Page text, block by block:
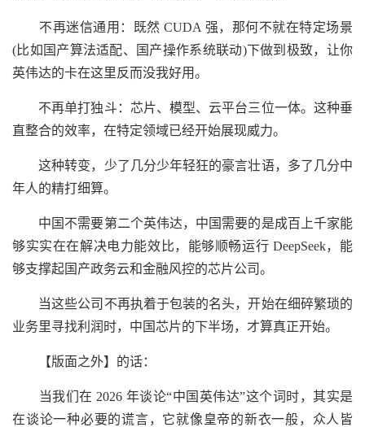
不再迷信通用：既然 CUDA 强，那何不就在特定场景
(比如国产算法适配、国产操作系统联动)下做到极致，让你
英伟达的卡在这里反而没我好用。
不再单打独斗：芯片、模型、云平台三位一体。这种垂
直整合的效率，在特定领域已经开始展现威力。
这种转变，少了几分少年轻狂的豪言壮语，多了几分中
年人的精打细算。
中国不需要第二个英伟达，中国需要的是成百上千家能
够实实在在解决电力能效比，能够顺畅运行 DeepSeek，能
够支撑起国产政务云和金融风控的芯片公司。
当这些公司不再执着于包装的名头，开始在细碎繁琐的
业务里寻找利润时，中国芯片的下半场，才算真正开始。
【版面之外】的话：
当我们在 2026 年谈论“中国英伟达”这个词时，其实是
在谈论一种必要的谎言，它就像皇帝的新衣一般，众人皆